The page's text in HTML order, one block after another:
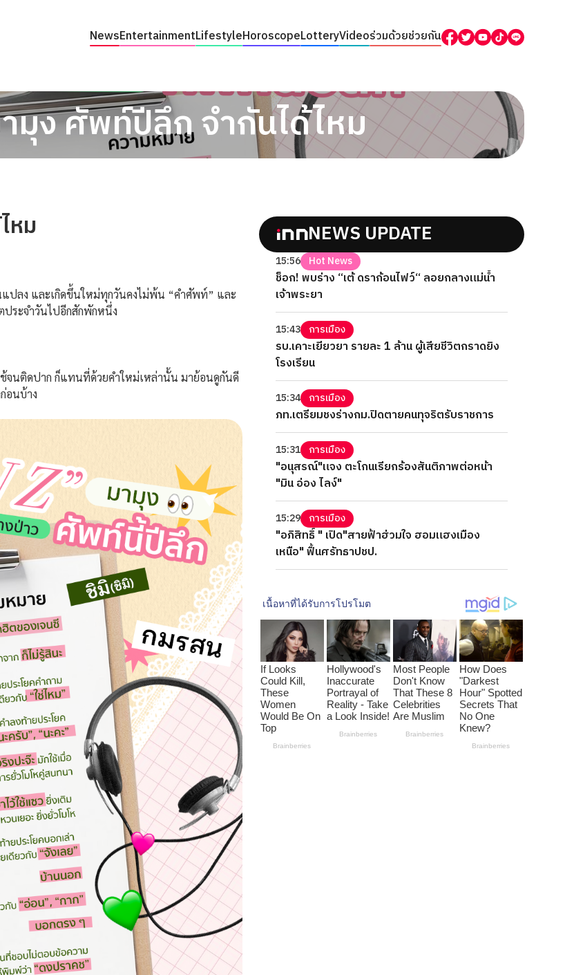
NewsEntertainmentLifestyleHoroscopeLotteryVideoร่วมด้วยช่วยกัน
มุง ศัพท์ปีลึก จำกันได้ไหม
หม
ลง และเกิดขึ้นใหม่ทุกวันคงไม่พ้น “คำศัพท์” และ
ระจำวันไปอีกสักพักหนึ่ง
ติดปาก ก็แทนที่ด้วยคำใหม่เหล่านั้น มาย้อนดูกันดี
อนบ้าง
NEWS UPDATE
15:56 Hot News
ช็อก! พบร่าง “เต้ ดราก้อนไฟว์“ ลอยกลางแม่น้ำ
เจ้าพระยา
15:43 การเมือง
รบ.เคาะเยียวยา รายละ 1 ล้าน ผู้เสียชีวิตกราดยิง
โรงเรียน
15:34 การเมือง
ภท.เตรียมชงร่างกม.ปิดตายคนทุจริตรับราชการ
15:31 การเมือง
"อนุสรณ์"แจง ตะโกนเรียกร้องสันติภาพต่อหน้า
"มิน อ่อง ไลง์"
15:29 การเมือง
"อภิสิทธิ์ " เปิด"สายฟ้าฮ่วมใจ ฮอมแฮงเมือง
เหนือ" ฟื้นศรัทธาปชป.